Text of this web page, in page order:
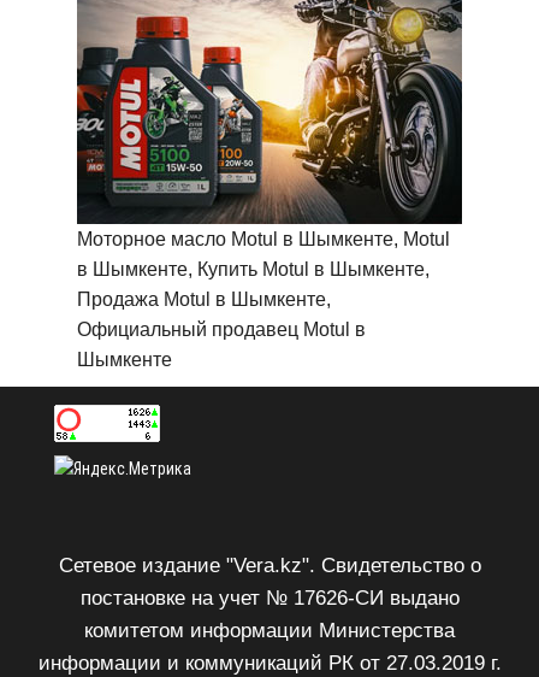
Моторное масло Motul в Шымкенте, Motul
в Шымкенте, Купить Motul в Шымкенте,
Продажа Motul в Шымкенте,
Официальный продавец Motul в
Шымкенте
Сетевое издание "Vera.kz". Свидетельство о
постановке на учет № 17626-СИ выдано
комитетом информации Министерства
информации и коммуникаций РК от 27.03.2019 г.